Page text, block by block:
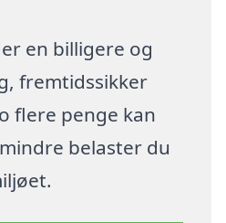
en billigere og
fremtidssikker
flere penge kan
belaster du